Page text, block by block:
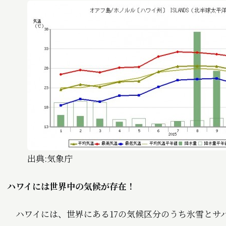
出典:気象庁
ハワイには世界中の気候が存在！
ハワイには、世界にある17の気候区分のうち氷雪とサ